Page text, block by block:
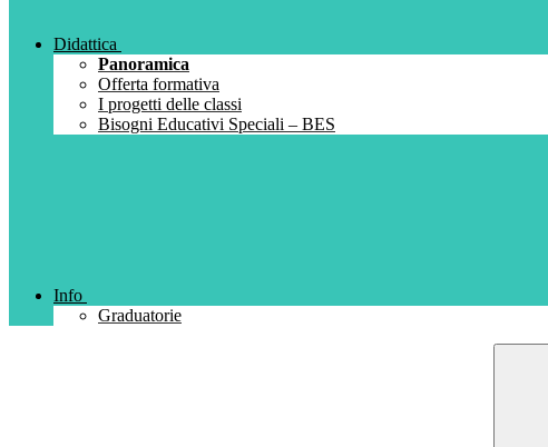
Didattica
Panoramica
Offerta formativa
I progetti delle classi
Bisogni Educativi Speciali – BES
Info
Graduatorie